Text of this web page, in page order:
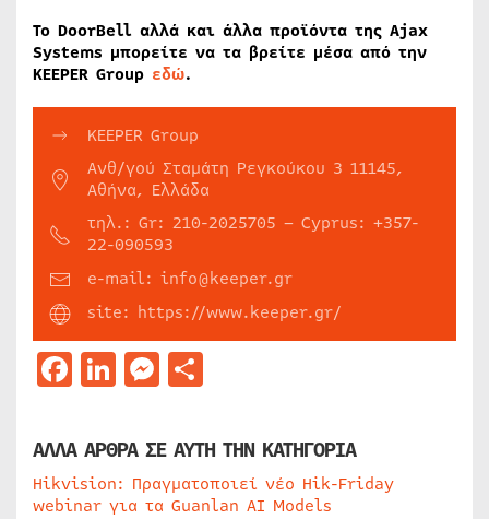
Το DoorBell αλλά και άλλα προϊόντα της Ajax
Systems μπορείτε να τα βρείτε μέσα από την
KEEPER Group εδώ.
KEEPER Group
Ανθ/γού Σταμάτη Ρεγκούκου 3 11145,
Αθήνα, Ελλάδα
τηλ.: Gr: 210-2025705 – Cyprus: +357-
22-090593
e-mail: info@keeper.gr
site: https://www.keeper.gr/
Facebook
LinkedIn
Messenger
ΑΛΛΑ ΑΡΘΡΑ ΣΕ ΑΥΤΗ ΤΗΝ ΚΑΤΗΓΟΡΙΑ
Hikvision: Πραγματοποιεί νέο Hik-Friday
webinar για τα Guanlan AI Models